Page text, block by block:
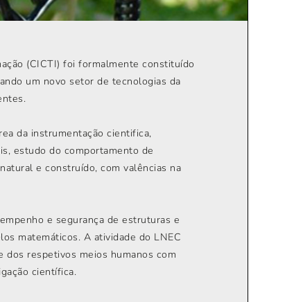
(CICTI) foi formalmente constituído
um novo setor de tecnologias da
da instrumentação cientifica,
estudo do comportamento de
e construído, com valências na
e segurança de estruturas e
matemáticos. A atividade do LNEC
respetivos meios humanos com
científica.